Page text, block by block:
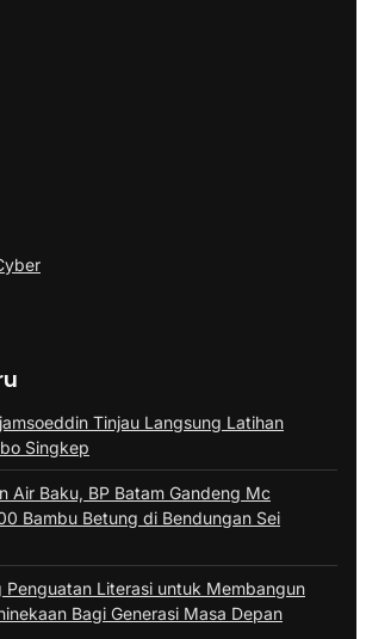
Tinjau Langsung Latihan
Singkep
Air Baku, BP Batam Gandeng Mc
Bambu Betung di Bendungan Sei
Penguatan Literasi untuk Membangun
Bagi Generasi Masa Depan